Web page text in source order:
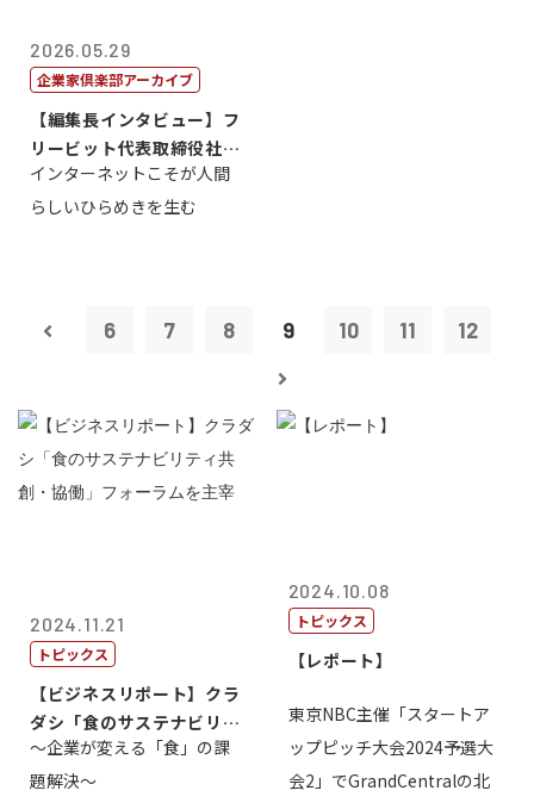
2026.05.29
企業家倶楽部アーカイブ
【編集長インタビュー】フ
リービット代表取締役社長
ＣＥＯ 石田...
インターネットこそが人間
らしいひらめきを生む
6 7 8 9 10 11 12
2024.11.21
トピックス
【ビジネスリポート】クラ
ダシ「食のサステナビリテ
ィ共創・協働...
～企業が変える「食」の課
題解決～
2024.10.08
トピックス
【レポート】
東京NBC主催「スタートア
ップピッチ大会2024予選大
会2」でGrandCentralの北